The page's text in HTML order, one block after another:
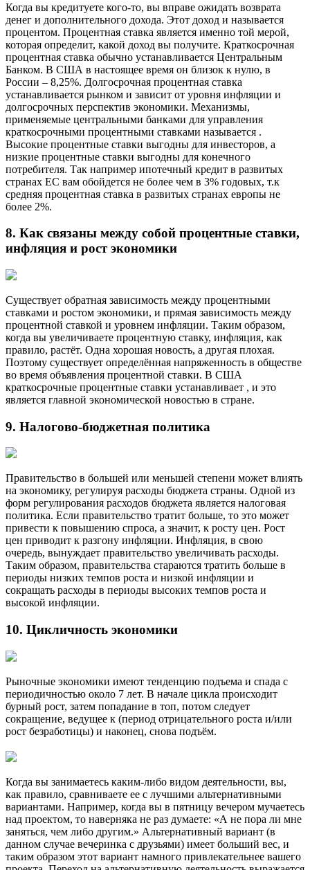
Когда вы кредитуете кого-то, вы вправе ожидать возврата
денег и дополнительного дохода. Этот доход и называется
процентом. Процентная ставка является именно той мерой,
которая определит, какой доход вы получите. Краткосрочная
процентная ставка обычно устанавливается Центральным
Банком. В США в настоящее время он близок к нулю, в
России – 8,25%. Долгосрочная процентная ставка
устанавливается рынком и зависит от уровня инфляции и
долгосрочных перспектив экономики. Механизмы,
применяемые центральными банками для управления
краткосрочными процентными ставками называется .
Высокие процентные ставки выгодны для инвесторов, а
низкие процентные ставки выгодны для конечного
потребителя. Так например ипотечный кредит в развитых
странах ЕС вам обойдется не более чем в 3% годовых, т.к
средняя процентная ставка в развитых странах европы не
более 2%.
8. Как связаны между собой процентные ставки,
инфляция и рост экономики
Существует обратная зависимость между процентными
ставками и ростом экономики, и прямая зависимость между
процентной ставкой и уровнем инфляции. Таким образом,
когда вы увеличиваете процентную ставку, инфляция, как
правило, растёт. Одна хорошая новость, а другая плохая.
Поэтому существует определённая напряженность в обществе
во время объявления процентной ставки. В США
краткосрочные процентные ставки устанавливает , и это
является главной экономической новостью в стране.
9. Налогово-бюджетная политика
Правительство в большей или меньшей степени может влиять
на экономику, регулируя расходы бюджета страны. Одной из
форм регулирования расходов бюджета является налоговая
политика. Если правительство тратит больше, то это может
привести к повышению спроса, а значит, к росту цен. Рост
цен приводит к разгону инфляции. Инфляция, в свою
очередь, вынуждает правительство увеличивать расходы.
Таким образом, правительства стараются тратить больше в
периоды низких темпов роста и низкой инфляции и
сокращать расходы в периоды высоких темпов роста и
высокой инфляции.
10. Цикличность экономики
Рыночные экономики имеют тенденцию подъема и спада с
периодичностью около 7 лет. В начале цикла происходит
бурный рост, затем попадание в топ, потом следует
сокращение, ведущее к (период отрицательного роста и/или
рост безработицы) и наконец, снова подъём.
Когда вы занимаетесь каким-либо видом деятельности, вы,
как правило, сравниваете ее с лучшими альтернативными
вариантами. Например, когда вы в пятницу вечером мучаетесь
над проектом, то наверняка не раз думаете: «А не пора ли мне
заняться, чем либо другим.» Альтернативный вариант (в
данном случае вечеринка с друзьями) имеет больший вес, и
таким образом этот вариант намного привлекательнее вашего